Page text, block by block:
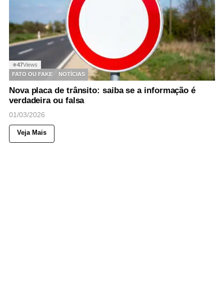
◉47Views
FATO OU FAKE
NOTÍCIAS
Nova placa de trânsito: saiba se a informação é
verdadeira ou falsa
01/03/2026
Veja Mais